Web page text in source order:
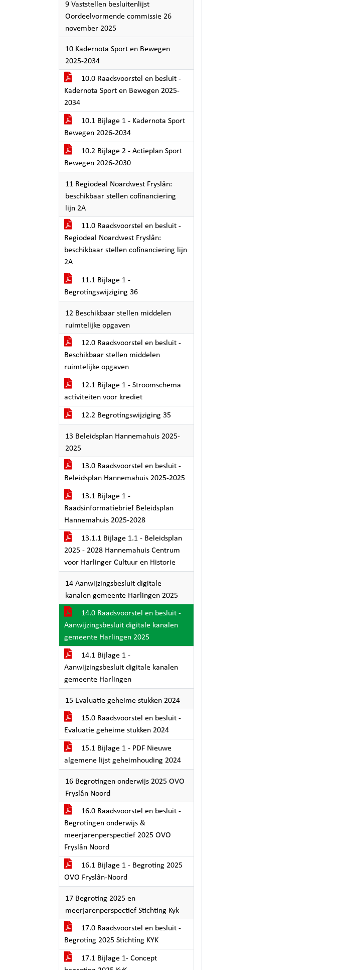
9 Vaststellen besluitenlijst
Oordeelvormende commissie 26
november 2025
10 Kadernota Sport en Bewegen
2025-2034
10.0 Raadsvoorstel en besluit -
Kadernota Sport en Bewegen 2025-
2034
10.1 Bijlage 1 - Kadernota Sport
Bewegen 2026-2034
10.2 Bijlage 2 - Actieplan Sport
Bewegen 2026-2030
11 Regiodeal Noardwest Fryslân:
beschikbaar stellen cofinanciering
lijn 2A
11.0 Raadsvoorstel en besluit -
Regiodeal Noardwest Fryslân:
beschikbaar stellen cofinanciering lijn
2A
11.1 Bijlage 1 -
Begrotingswijziging 36
12 Beschikbaar stellen middelen
ruimtelijke opgaven
12.0 Raadsvoorstel en besluit -
Beschikbaar stellen middelen
ruimtelijke opgaven
12.1 Bijlage 1 - Stroomschema
activiteiten voor krediet
12.2 Begrotingswijziging 35
13 Beleidsplan Hannemahuis 2025-
2025
13.0 Raadsvoorstel en besluit -
Beleidsplan Hannemahuis 2025-2025
13.1 Bijlage 1 -
Raadsinformatiebrief Beleidsplan
Hannemahuis 2025-2028
13.1.1 Bijlage 1.1 - Beleidsplan
2025 - 2028 Hannemahuis Centrum
voor Harlinger Cultuur en Historie
14 Aanwijzingsbesluit digitale
kanalen gemeente Harlingen 2025
14.0 Raadsvoorstel en besluit -
Aanwijzingsbesluit digitale kanalen
gemeente Harlingen 2025
14.1 Bijlage 1 -
Aanwijzingsbesluit digitale kanalen
gemeente Harlingen
15 Evaluatie geheime stukken 2024
15.0 Raadsvoorstel en besluit -
Evaluatie geheime stukken 2024
15.1 Bijlage 1 - PDF Nieuwe
algemene lijst geheimhouding 2024
16 Begrotingen onderwijs 2025 OVO
Fryslân Noord
16.0 Raadsvoorstel en besluit -
Begrotingen onderwijs &
meerjarenperspectief 2025 OVO
Fryslân Noord
16.1 Bijlage 1 - Begroting 2025
OVO Fryslân-Noord
17 Begroting 2025 en
meerjarenperspectief Stichting Kyk
17.0 Raadsvoorstel en besluit -
Begroting 2025 Stichting KYK
17.1 Bijlage 1- Concept